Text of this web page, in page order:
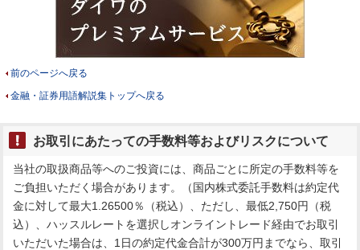
前のページへ戻る
金融・証券用語解説集トップへ戻る
お取引にあたっての手数料等およびリスクについて
当社の取扱商品等へのご投資には、商品ごとに所定の手数料等を
ご負担いただく場合があります。（国内株式委託手数料は約定代
金に対して最大1.26500％（税込）、ただし、最低2,750円（税
込）、ハッスルレートを選択しオンライントレード経由でお取引
いただいた場合は、1日の約定代金合計が300万円までなら、取引